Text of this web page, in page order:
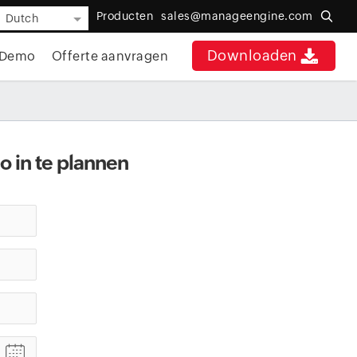
Dutch Producten sales@manageengine.com
Downloaden
Demo Offerte aanvragen
in te plannen